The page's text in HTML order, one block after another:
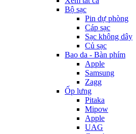
Bộ sạc
Pin dự phòng
Cáp sạc
Sạc không dây
Củ sạc
Bao da - Bàn phím
Apple
Samsung
Zagg
Ốp lưng
Pitaka
Mipow
Apple
UAG